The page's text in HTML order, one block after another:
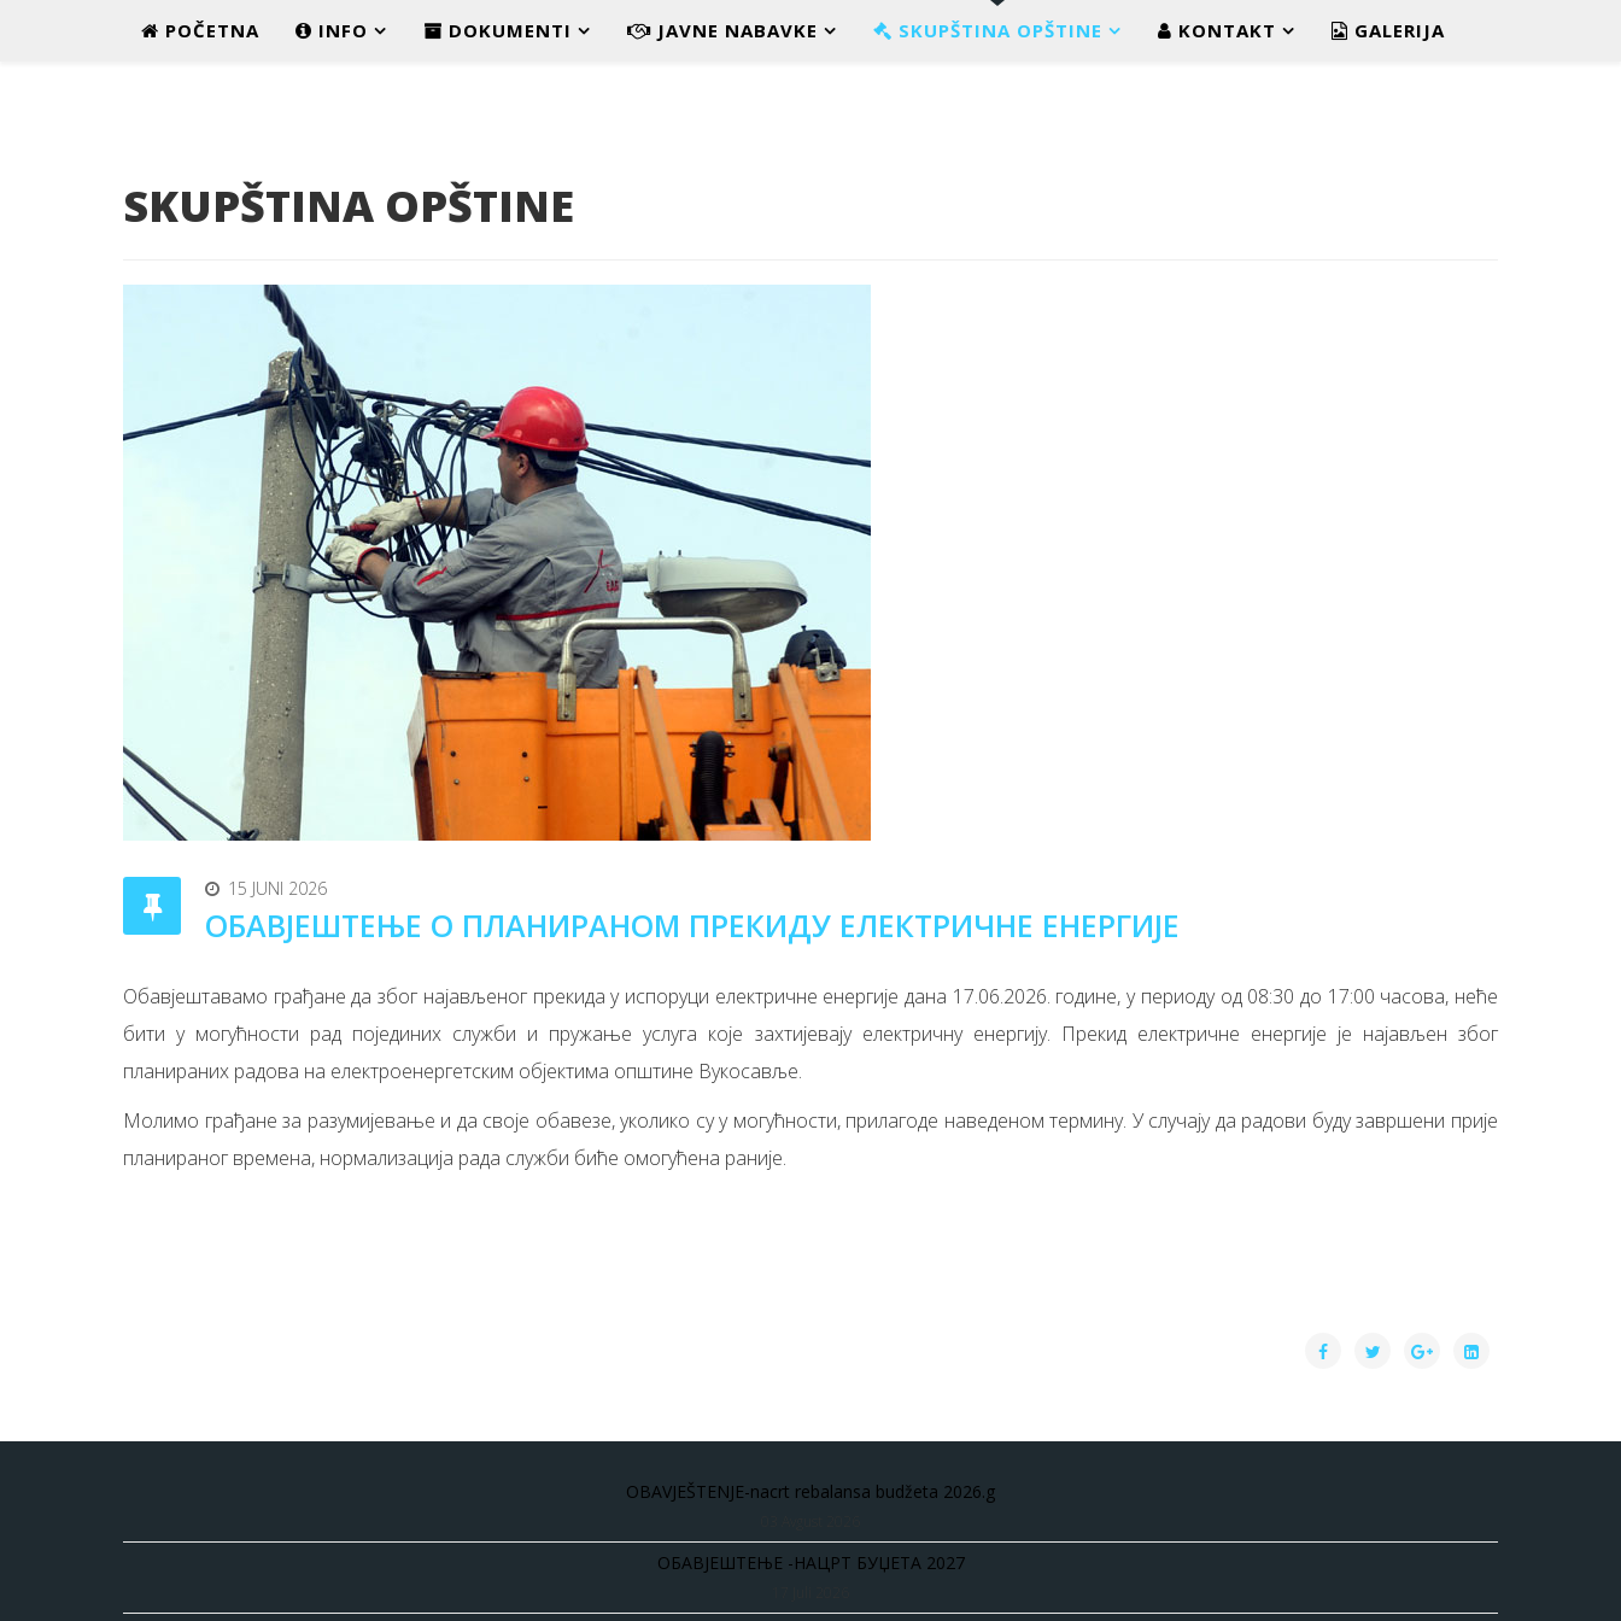
POČETNA INFO DOKUMENTI JAVNE NABAVKE SKUPŠTINA OPŠTINE KONTAKT GALERIJA
SKUPŠTINA OPŠTINE
15 JUNI 2026
ОБАВЈЕШТЕЊЕ О ПЛАНИРАНОМ ПРЕКИДУ ЕЛЕКТРИЧНЕ ЕНЕРГИЈЕ
Обавјештавамо грађане да због најављеног прекида у испоруци електричне енергије дана 17.06.2026. године, у периоду од 08:30 до 17:00 часова, неће
бити у могућности рад појединих служби и пружање услуга које захтијевају електричну енергију. Прекид електричне енергије је најављен због
планираних радова на електроенергетским објектима општине Вукосавље.
Молимо грађане за разумијевање и да своје обавезе, уколико су у могућности, прилагоде наведеном термину. У случају да радови буду завршени прије
планираног времена, нормализација рада служби биће омогућена раније.
OBAVJEŠTENJE-nacrt rebalansa budžeta 2026.g
ОБАВЈЕШТЕЊЕ -НАЦРТ БУЏЕТА 2027